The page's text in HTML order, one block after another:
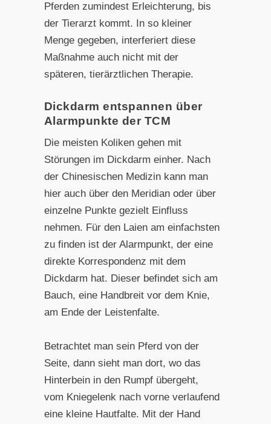
Pferden zumindest Erleichterung, bis
der Tierarzt kommt. In so kleiner
Menge gegeben, interferiert diese
Maßnahme auch nicht mit der
späteren, tierärztlichen Therapie.
Dickdarm entspannen über
Alarmpunkte der TCM
Die meisten Koliken gehen mit
Störungen im Dickdarm einher. Nach
der Chinesischen Medizin kann man
hier auch über den Meridian oder über
einzelne Punkte gezielt Einfluss
nehmen. Für den Laien am einfachsten
zu finden ist der Alarmpunkt, der eine
direkte Korrespondenz mit dem
Dickdarm hat. Dieser befindet sich am
Bauch, eine Handbreit vor dem Knie,
am Ende der Leistenfalte.
Betrachtet man sein Pferd von der
Seite, dann sieht man dort, wo das
Hinterbein in den Rumpf übergeht,
vom Kniegelenk nach vorne verlaufend
eine kleine Hautfalte. Mit der Hand